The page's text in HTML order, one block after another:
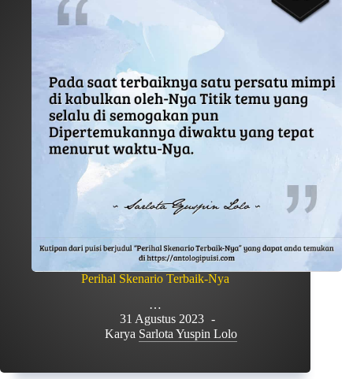
Perihal Skenario Terbaik-Nya
…
31 Agustus 2023
Karya Sarlota Yuspin Lolo